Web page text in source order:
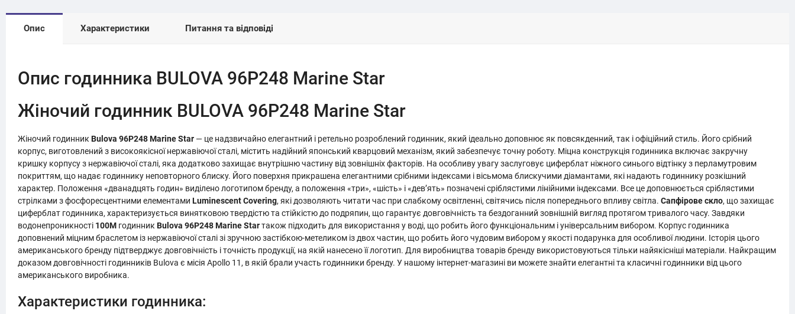
Опис Характеристики Питання та відповіді
Опис годинника BULOVA 96P248 Marine Star
Жіночий годинник BULOVA 96P248 Marine Star
Жіночий годинник Bulova 96P248 Marine Star — це надзвичайно елегантний і ретельно розроблений годинник, який ідеально доповнює як повсякденний, так і офіційний стиль. Його срібний
корпус, виготовлений з високоякісної нержавіючої сталі, містить надійний японський кварцовий механізм, який забезпечує точну роботу. Міцна конструкція годинника включає закручну
кришку корпусу з нержавіючої сталі, яка додатково захищає внутрішню частину від зовнішніх факторів. На особливу увагу заслуговує циферблат ніжного синього відтінку з перламутровим
покриттям, що надає годиннику неповторного блиску. Його поверхня прикрашена елегантними срібними індексами і вісьмома блискучими діамантами, які надають годиннику розкішний
характер. Положення «дванадцять годин» виділено логотипом бренду, а положення «три», «шість» і «дев’ять» позначені сріблястими лінійними індексами. Все це доповнюється сріблястими
стрілками з фосфоресцентними елементами Luminescent Covering, які дозволяють читати час при слабкому освітленні, світячись після попереднього впливу світла. Сапфірове скло, що захищає
циферблат годинника, характеризується винятковою твердістю та стійкістю до подряпин, що гарантує довговічність та бездоганний зовнішній вигляд протягом тривалого часу. Завдяки
водонепроникності 100M годинник Bulova 96P248 Marine Starтакож підходить для використання у воді, що робить його функціональним і універсальним вибором. Корпус годинника
доповнений міцним браслетом із нержавіючої сталі зі зручною застібкою-метеликом із двох частин, що робить його чудовим вибором у якості подарунка для особливої людини. Історія цього
американського бренду підтверджує довговічність і точність продукції, на якій нанесено її логотип. Для виробництва товарів бренду використовуються тільки найякісніші матеріали. Найкращим
доказом довговічності годинників Bulova є місія Apollo 11, в якій брали участь годинники бренду. У нашому інтернет-магазині ви можете знайти елегантні та класичні годинники від цього
американського виробника.
Характеристики годинника: